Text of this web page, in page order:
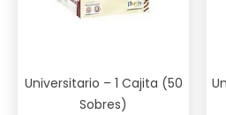
Universitario – 1 Cajita (50
Sobres)